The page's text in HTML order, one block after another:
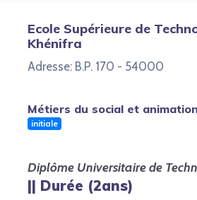
Ecole Supérieure de
Khénifra
Adresse: B.P. 170 - 54000
Métiers du social et
initiale
Diplôme Universitaire de
|| Durée (2ans)